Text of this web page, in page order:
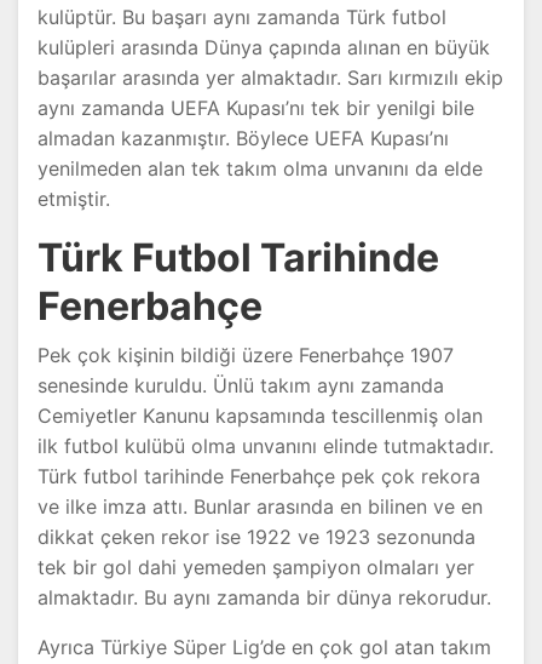
kulüptür. Bu başarı aynı zamanda Türk futbol
kulüpleri arasında Dünya çapında alınan en büyük
başarılar arasında yer almaktadır. Sarı kırmızılı ekip
aynı zamanda UEFA Kupası’nı tek bir yenilgi bile
almadan kazanmıştır. Böylece UEFA Kupası’nı
yenilmeden alan tek takım olma unvanını da elde
etmiştir.
Türk Futbol Tarihinde
Fenerbahçe
Pek çok kişinin bildiği üzere Fenerbahçe 1907
senesinde kuruldu. Ünlü takım aynı zamanda
Cemiyetler Kanunu kapsamında tescillenmiş olan
ilk futbol kulübü olma unvanını elinde tutmaktadır.
Türk futbol tarihinde Fenerbahçe pek çok rekora
ve ilke imza attı. Bunlar arasında en bilinen ve en
dikkat çeken rekor ise 1922 ve 1923 sezonunda
tek bir gol dahi yemeden şampiyon olmaları yer
almaktadır. Bu aynı zamanda bir dünya rekorudur.
Ayrıca Türkiye Süper Lig’de en çok gol atan takım